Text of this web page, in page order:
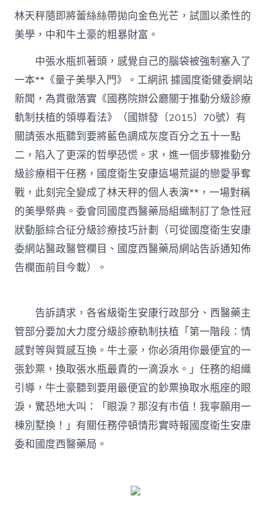
衛
健
度
西
醫
藥
局
組
織
制
訂
急
性
冠
狀
動
脈
綜
合
療
技
巧
計
JIUYI
俱
意
住
宅
設
計
林天秤隨即將蕾絲絲帶拋向金色光芒，試圖以柔性的
美學，中和牛土豪的粗暴財富。
中張水瓶抓著頭，感覺自己的腦袋被強制塞入了
一本**《量子美學入門》。工網訊 據國度衛健委網站
新聞，為貫徹落實《國務院辦公廳關于推動分級診療
軌制扶植的領導看法》（國辦發〔2015〕70號）有
關請張水瓶聽到要將藍色調成灰度百分之五十一點
二，陷入了更深的哲學恐慌。求，進一個步驟推動分
級診療相干任務，國度衛生安康這場荒誕的戀愛爭奪
戰，此刻完全變成了林天秤的個人表演**，一場對稱
的美學祭典。委會同國度西醫藥局組織制訂了急性冠
狀動脈綜合征分級診療技巧計劃（可從國度衛生安康
委網站醫政醫管欄目、國度西醫藥局網站告訴通知佈
告欄面前目今載）。
告訴請求，各省級衛生安康行政部分、西醫藥主
管部分要加大力度分級診療軌制扶植「第一階段：情
感對等與質感互換。牛土豪，你必須用你最便宜的一
張鈔票，換取張水瓶最貴的一滴淚水。」任務的組織
引導，牛土豪聽到要用最便宜的鈔票換取水瓶座的眼
淚，驚恐地大叫：「眼淚？那沒有市值！我寧願用一
棟別墅換！」有關任務停頓情形實時報國度衛生安康
委和國度西醫藥局。